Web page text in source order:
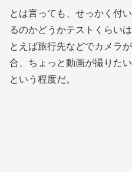
とは言っても、せっかく付
るのかどうかテストくらい
とえば旅行先などでカメラ
合、ちょっと動画が撮りた
という程度だ。